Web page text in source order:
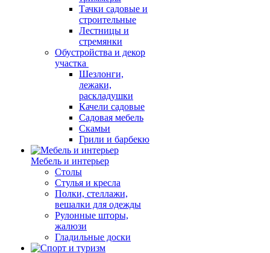
Тачки садовые и
строительные
Лестницы и
стремянки
Обустройства и декор
участка
Шезлонги,
лежаки,
раскладушки
Качели садовые
Садовая мебель
Скамьи
Грили и барбекю
Мебель и интерьер
Столы
Стулья и кресла
Полки, стеллажи,
вешалки для одежды
Рулонные шторы,
жалюзи
Гладильные доски